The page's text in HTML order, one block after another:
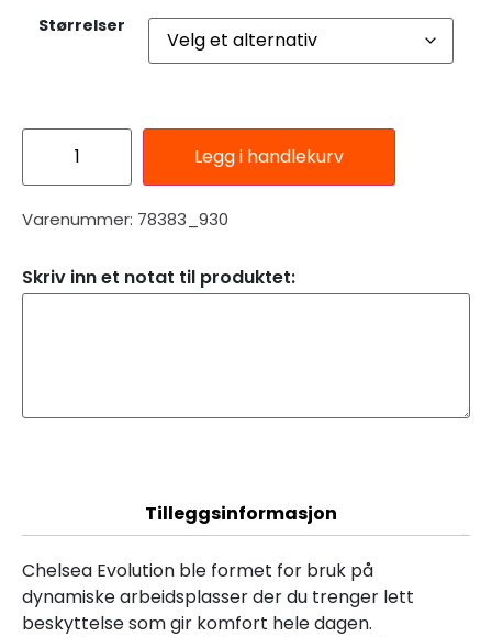
Størrelser
Legg i handlekurv
Varenummer: 78383_930
Skriv inn et notat til produktet:
Tilleggsinformasjon
Chelsea Evolution ble formet for bruk på
dynamiske arbeidsplasser der du trenger lett
beskyttelse som gir komfort hele dagen.